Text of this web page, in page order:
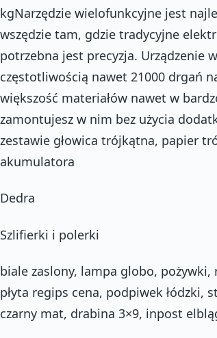
kgNarzędzie wielofunkcyjne jest
wszędzie tam, gdzie tradycyjne
potrzebna jest precyzja. Urządzenie
częstotliwością nawet 21000 drgań
większość materiałów nawet w
zamontujesz w nim bez użycia
zestawie głowica trójkątna, papier
akumulatora
Dedra
Szlifierki i polerki
biale zaslony, lampa globo,
płyta regips cena, podpiwek
czarny mat, drabina 3×9, inpost